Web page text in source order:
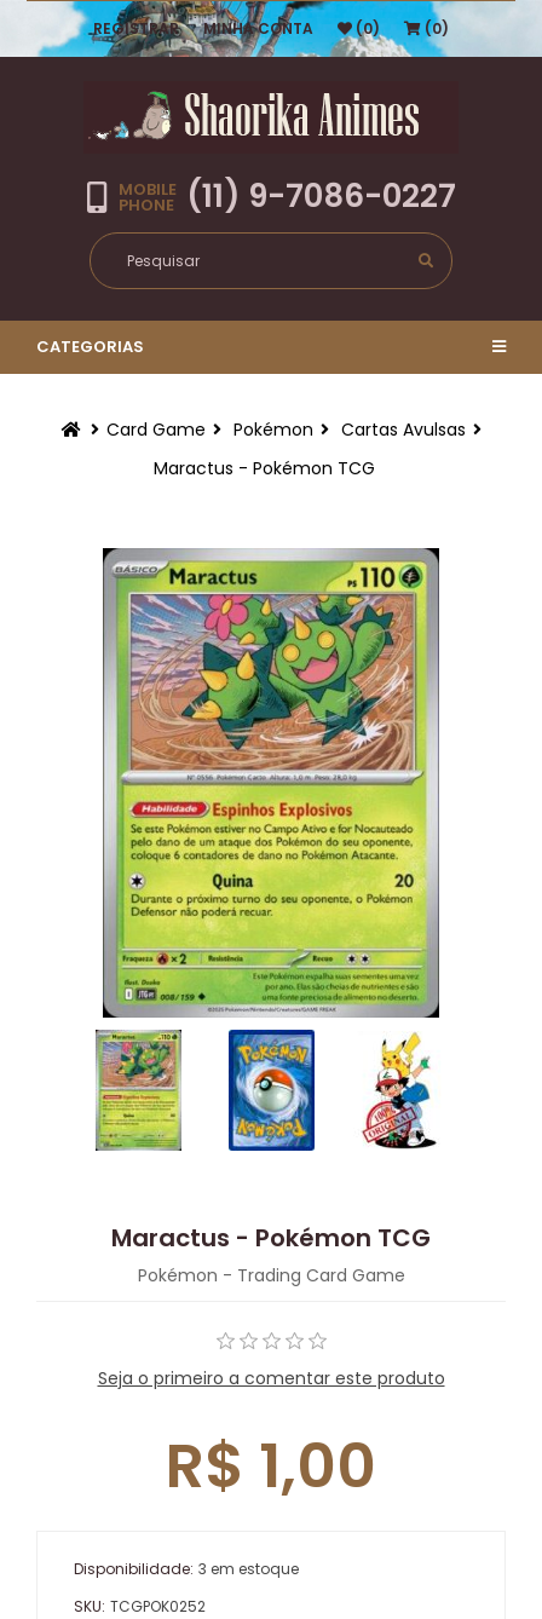
REGISTRAR MINHA CONTA (0) (0)
MOBILE
PHONE (11) 9-7086-0227
CATEGORIAS
Card Game Pokémon
Cartas Avulsas
Maractus - Pokémon TCG
Maractus - Pokémon TCG
Pokémon - Trading Card Game
Seja o primeiro a comentar este produto
R$ 1,00
Disponibilidade: 3 em estoque
SKU: TCGPOK0252